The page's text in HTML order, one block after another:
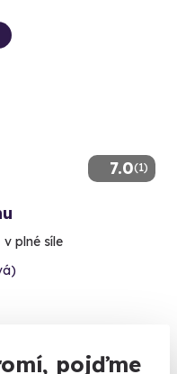
pojďme
7.0(1)
plné síle